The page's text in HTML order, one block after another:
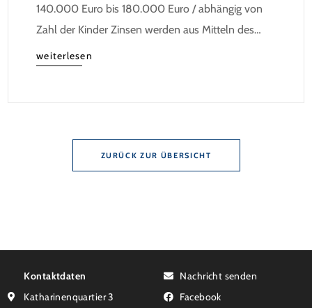
140.000 Euro bis 180.000 Euro / abhängig von
Zahl der Kinder Zinsen werden aus Mitteln des
Bundes verbilligt: Heutiger Zins bei 0,53 Prozent
weiterlesen
ZURÜCK ZUR ÜBERSICHT
Kontaktdaten
Katharinenquartier 3
Nachricht senden
Facebook